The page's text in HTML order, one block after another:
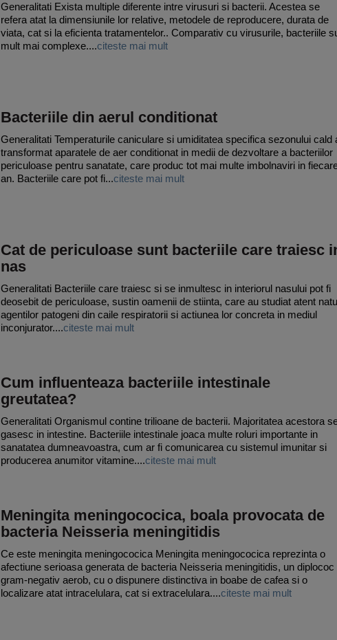
Generalitati Exista multiple diferente intre virusuri si bacterii. Acestea se
refera atat la dimensiunile lor relative, metodele de reproducere, durata de
viata, cat si la eficienta tratamentelor.. Comparativ cu virusurile, bacteriile
mult mai complexe....citeste mai mult
Bacteriile din aerul conditionat
Generalitati Temperaturile caniculare si umiditatea specifica sezonului cald
transformat aparatele de aer conditionat in medii de dezvoltare a bacteriilor
periculoase pentru sanatate, care produc tot mai multe imbolnaviri in
an. Bacteriile care pot fi...citeste mai mult
Cat de periculoase sunt bacteriile care traiesc
nas
Generalitati Bacteriile care traiesc si se inmultesc in interiorul nasului pot fi
deosebit de periculoase, sustin oamenii de stiinta, care au studiat atent
agentilor patogeni din caile respiratorii si actiunea lor concreta in mediul
inconjurator....citeste mai mult
Cum influenteaza bacteriile intestinale
greutatea?
Generalitati Organismul contine trilioane de bacterii. Majoritatea acestora
gasesc in intestine. Bacteriile intestinale joaca multe roluri importante in
sanatatea dumneavoastra, cum ar fi comunicarea cu sistemul imunitar si
producerea anumitor vitamine....citeste mai mult
Meningita meningococica, boala provocata de
bacteria Neisseria meningitidis
Ce este meningita meningococica Meningita meningococica reprezinta o
afectiune serioasa generata de bacteria Neisseria meningitidis, un diplococ
gram-negativ aerob, cu o dispunere distinctiva in boabe de cafea si o
localizare atat intracelulara, cat si extracelulara....citeste mai mult